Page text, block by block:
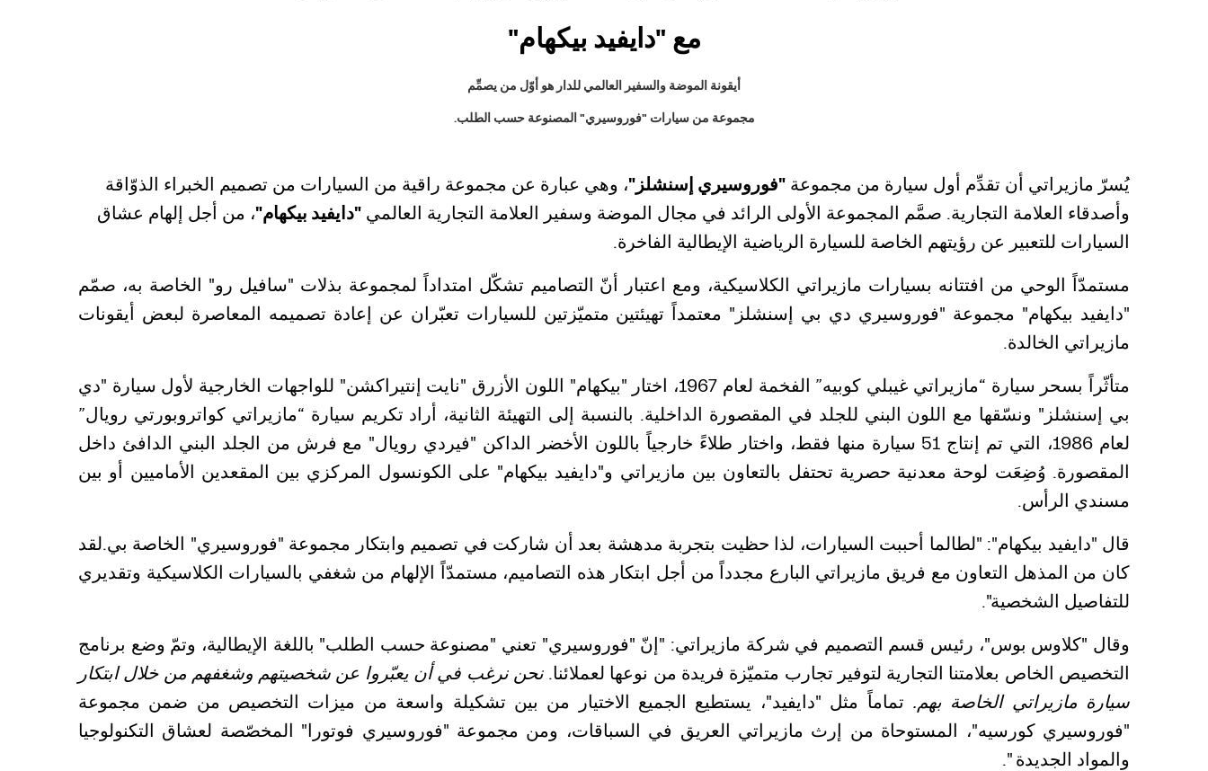
مع "دايفيد بيكهام"
أيقونة الموضة والسفير العالمي للدار هو أوّل من يصمِّم
مجموعة من سيارات "فوروسيري" المصنوعة حسب الطلب.
يُسرّ مازيراتي أن تقدِّم أول سيارة من مجموعة "فوروسيري إسنشلز"، وهي عبارة عن مجموعة راقية من السيارات من تصميم الخبراء الذوّاقة
وأصدقاء العلامة التجارية. صمَّم المجموعة الأولى الرائد في مجال الموضة وسفير العلامة التجارية العالمي "دايفيد بيكهام"، من أجل إلهام عشاق
السيارات للتعبير عن رؤيتهم الخاصة للسيارة الرياضية الإيطالية الفاخرة.
مستمدّاً الوحي من افتتانه بسيارات مازيراتي الكلاسيكية، ومع اعتبار أنّ التصاميم تشكّل امتداداً لمجموعة بذلات "سافيل رو" الخاصة به، صمّم
"دايفيد بيكهام" مجموعة "فوروسيري دي بي إسنشلز" معتمداً تهيئتين متميّزتين للسيارات تعبّران عن إعادة تصميمه المعاصرة لبعض أيقونات
مازيراتي الخالدة.
متأثّراً بسحر سيارة “مازيراتي غيبلي كوبيه” الفخمة لعام 1967، اختار "بيكهام" اللون الأزرق "نايت إنتيراكشن" للواجهات الخارجية لأول سيارة "دي
بي إسنشلز" ونسّقها مع اللون البني للجلد في المقصورة الداخلية. بالنسبة إلى التهيئة الثانية، أراد تكريم سيارة “مازيراتي كواتروبورتي رويال”
لعام 1986، التي تم إنتاج 51 سيارة منها فقط، واختار طلاءً خارجياً باللون الأخضر الداكن "فيردي رويال" مع فرش من الجلد البني الدافئ داخل
المقصورة. وُضِعَت لوحة معدنية حصرية تحتفل بالتعاون بين مازيراتي و"دايفيد بيكهام" على الكونسول المركزي بين المقعدين الأماميين أو بين
مسندي الرأس.
قال "دايفيد بيكهام": "لطالما أحببت السيارات، لذا حظيت بتجربة مدهشة بعد أن شاركت في تصميم وابتكار مجموعة "فوروسيري" الخاصة بي.لقد
كان من المذهل التعاون مع فريق مازيراتي البارع مجدداً من أجل ابتكار هذه التصاميم، مستمدّاً الإلهام من شغفي بالسيارات الكلاسيكية وتقديري
للتفاصيل الشخصية".
وقال "كلاوس بوس"، رئيس قسم التصميم في شركة مازيراتي: "إنّ "فوروسيري" تعني "مصنوعة حسب الطلب" باللغة الإيطالية، وتمّ وضع برنامج
التخصيص الخاص بعلامتنا التجارية لتوفير تجارب متميّزة فريدة من نوعها لعملائنا. نحن نرغب في أن يعبّروا عن شخصيتهم وشغفهم من خلال ابتكار
سيارة مازيراتي الخاصة بهم. تماماً مثل "دايفيد"، يستطيع الجميع الاختيار من بين تشكيلة واسعة من ميزات التخصيص من ضمن مجموعة
"فوروسيري كورسيه"، المستوحاة من إرث مازيراتي العريق في السباقات، ومن مجموعة "فوروسيري فوتورا" المخصّصة لعشاق التكنولوجيا
والمواد الجديدة ".